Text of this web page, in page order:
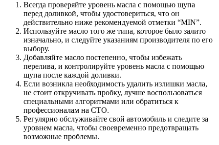
Всегда проверяйте уровень масла с помощью щупа
перед доливкой, чтобы удостовериться, что он
действительно ниже рекомендуемой отметки “MIN”.
Используйте масло того же типа, которое было залито
изначально, и следуйте указаниям производителя по его
выбору.
Добавляйте масло постепенно, чтобы избежать
перелива, и контролируйте уровень масла с помощью
щупа после каждой доливки.
Если возникла необходимость удалить излишки масла,
не стоит откручивать пробку, лучше воспользоваться
специальными алгоритмами или обратиться к
профессионалам на СТО.
Регулярно обслуживайте свой автомобиль и следите за
уровнем масла, чтобы своевременно предотвращать
возможные проблемы.